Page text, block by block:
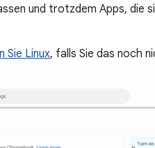
und trotzdem Apps, die
Sie Linux, falls Sie das noch